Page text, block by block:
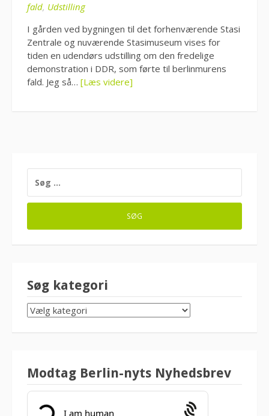
fald, Udstilling
I gården ved bygningen til det forhenværende Stasi
Zentrale og nuværende Stasimuseum vises for
tiden en udendørs udstilling om den fredelige
demonstration i DDR, som førte til berlinmurens
fald. Jeg så… [Læs videre]
EFTER:
Søg kategori
SØG
KATEGORI
Modtag Berlin-nyts Nyhedsbrev